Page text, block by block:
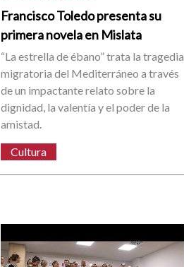
Francisco Toledo presenta su
primera novela en Mislata
“La estrella de ébano” trata la tragedia
migratoria del Mediterráneo a través
de un impactante relato sobre la
dignidad, la valentía y el poder de la
amistad.
Cultura